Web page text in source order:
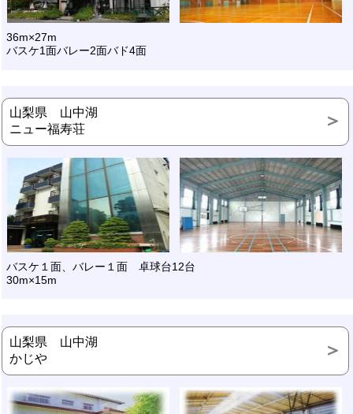
36m×27m
バスケ1面バレー2面バド4面
山梨県 山中湖
ニュー福寿荘
バスケ１面、バレー １面 卓球台12台
30m×15m
山梨県 山中湖
かじや